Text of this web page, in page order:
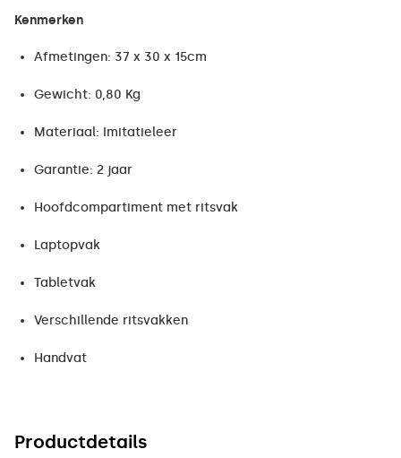
Kenmerken
Afmetingen: 37 x 30 x 15cm
Gewicht: 0,80 Kg
Materiaal: Imitatieleer
Garantie: 2 jaar
Hoofdcompartiment met ritsvak
Laptopvak
Tabletvak
Verschillende ritsvakken
Handvat
Productdetails